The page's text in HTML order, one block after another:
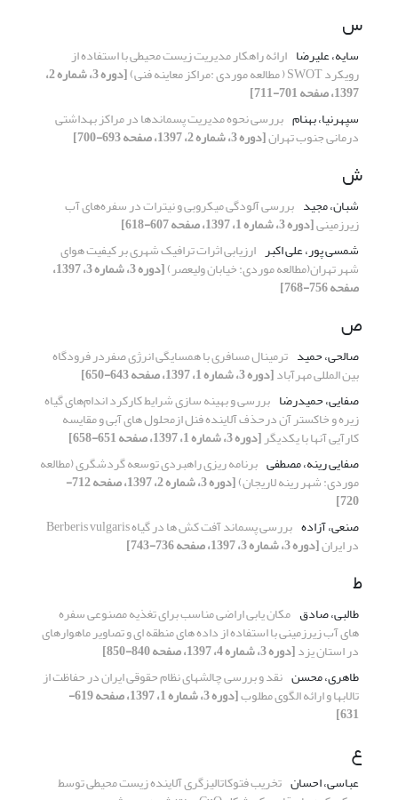
س
سایه، علیرضا ارائه راهکار مدیریت زیست محیطی با استفاده از
رویکرد SWOT ( مطالعه موردی :مراکز معاینه فنی) [دوره 3، شماره 2،
1397، صفحه 701-711]
سپهرنیا، بهنام بررسی نحوه مدیریت پسماندها در مراکز بهداشتی
درمانی جنوب تهران[دوره 3، شماره 2، 1397، صفحه 693-700]
ش
شبان، مجید بررسی آلودگی میکروبی و نیترات در سفره‌های آب
زیرزمینی[دوره 3، شماره 1، 1397، صفحه 607-618]
شمسی پور، علی اکبر ارزیابی اثرات ترافیک شهری بر کیفیت هوای
شهر تهران(مطالعه موردی: خیابان ولیعصر) [دوره 3، شماره 3، 1397،
صفحه 756-768]
ص
صالحی، حمید ترمینال مسافری با همسایگی انرژی صفردر فرودگاه
بین المللی مهرآباد[دوره 3، شماره 1، 1397، صفحه 643-650]
صفایی، حمیدرضا بررسی و بهینه سازی شرایط کارکرد اندام‌های گیاه
زیره و خاکستر آن درحذف آلاینده‌ فنل ازمحلول های آبی و مقایسه
کارآیی آنها با یکدیگر[دوره 3، شماره 1، 1397، صفحه 651-658]
صفایی رینه، مصطفی برنامه ریزی راهبردی توسعه گردشگری (مطالعه
موردی: شهر رینه لاریجان) [دوره 3، شماره 2، 1397، صفحه 712-
720]
صنعی، آزاده
بررسی پسماند آفت کش ها در گیاه Berberis vulgaris
در ایران[دوره 3، شماره 3، 1397، صفحه 736-743]
ط
طالبی، صادق مکان یابی اراضی مناسب برای تغذیه مصنوعی سفره
های آب زیرزمینی با استفاده از داده های منطقه ای و تصاویر ماهوارهای
در استان یزد[دوره 3، شماره 4، 1397، صفحه 840-850]
طاهری، محسن نقد و بررسی چالشهای نظام حقوقی ایران در حفاظت از
تالابها و ارائه الگوی مطلوب [دوره 3، شماره 1، 1397، صفحه 619-
631]
ع
عباسی، احسان تخریب فتوکاتالیزگری آلاینده زیست محیطی توسط